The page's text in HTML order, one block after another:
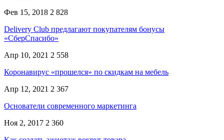
Фев 15, 2018 2 828
Delivery Club предлагают покупателям бонусы
«СберСпасибо»
Апр 10, 2021 2 558
Коронавирус «прошелся» по скидкам на мебель
Апр 12, 2021 2 367
Основатели современного маркетинга
Ноя 2, 2017 2 360